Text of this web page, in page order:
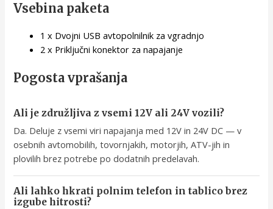
Vsebina paketa
1 x Dvojni USB avtopolnilnik za vgradnjo
2 x Priključni konektor za napajanje
Pogosta vprašanja
Ali je združljiva z vsemi 12V ali 24V vozili?
Da. Deluje z vsemi viri napajanja med 12V in 24V DC — v
osebnih avtomobilih, tovornjakih, motorjih, ATV-jih in
plovilih brez potrebe po dodatnih predelavah.
Ali lahko hkrati polnim telefon in tablico brez
izgube hitrosti?